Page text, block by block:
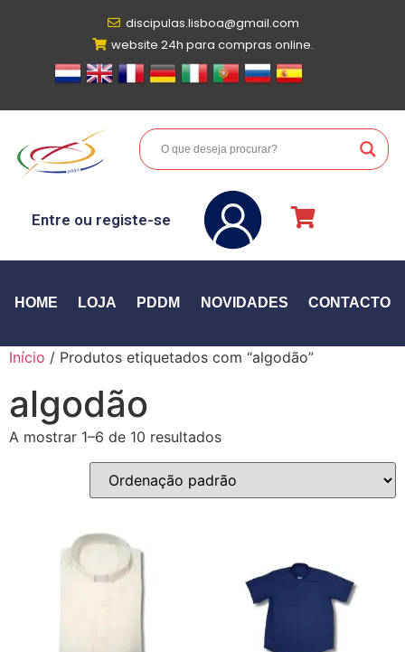
discipulas.lisboa@gmail.com
website 24h para compras online.
Entre ou registe-se
HOME LOJA PDDM NOVIDADES CONTACTO
Início / Produtos etiquetados com “algodão”
algodão
A mostrar 1–6 de 10 resultados